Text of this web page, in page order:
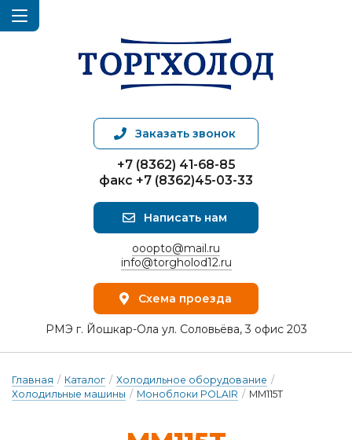
Заказать звонок
+7 (8362) 41-68-85
факс +7 (8362)45-03-33
Написать нам
ooopto@mail.ru
info@torgholod12.ru
Схема проезда
РМЭ г. Йошкар-Ола ул. Соловьёва, 3 офис 203
Главная / Каталог / Холодильное оборудование /
Холодильные машины / Моноблоки POLAIR / MM115T